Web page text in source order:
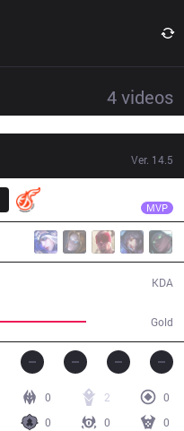
4videos
Ver. 14.5
MVP
Gold
KDA
0 2
0
0
0 0